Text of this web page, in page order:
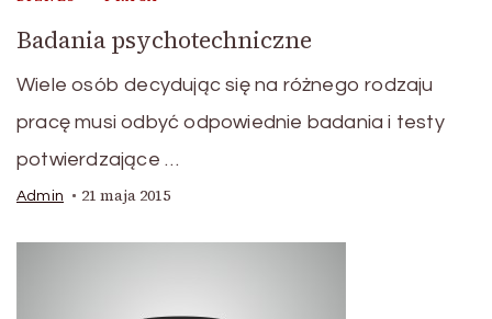
Badania psychotechniczne
Wiele osób decydując się na różnego rodzaju
pracę musi odbyć odpowiednie badania i testy
potwierdzające …
Admin 21 maja 2015